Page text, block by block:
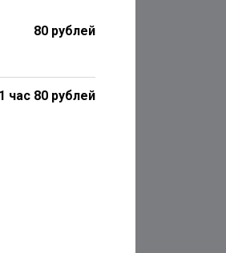
80 рублей
1 час 80 рублей